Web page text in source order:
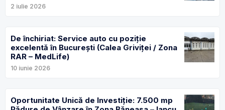
2 iulie 2026
De închiriat: Service auto cu poziție
excelentă în București (Calea Griviței / Zona
RAR – MedLife)
10 iunie 2026
Oportunitate Unică de Investiție: 7.500 mp